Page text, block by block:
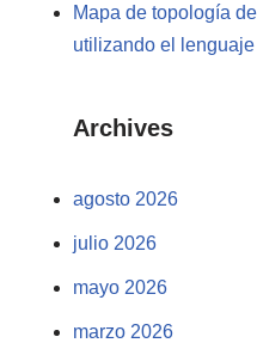
Mapa de topología
utilizando el
Archives
agosto 2026
julio 2026
mayo 2026
marzo 2026